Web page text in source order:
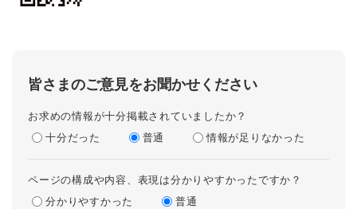
皆さまのご意見をお聞かせください
お求めの情報が十分掲載されていましたか？
十分だった
普通 情報が足りなかった
ページの構成や内容、表現は分かりやすかったですか？
分かりやすかった
普通